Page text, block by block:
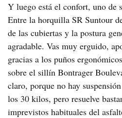
Y luego está el confort, uno de
Entre la horquilla SR Suntour
de las cubiertas y la postura
agradable. Vas muy erguido,
gracias a los puños
sobre el sillín Bontrager
claro, porque no hay
los 30 kilos, pero resuelve
imprevistos habituales del